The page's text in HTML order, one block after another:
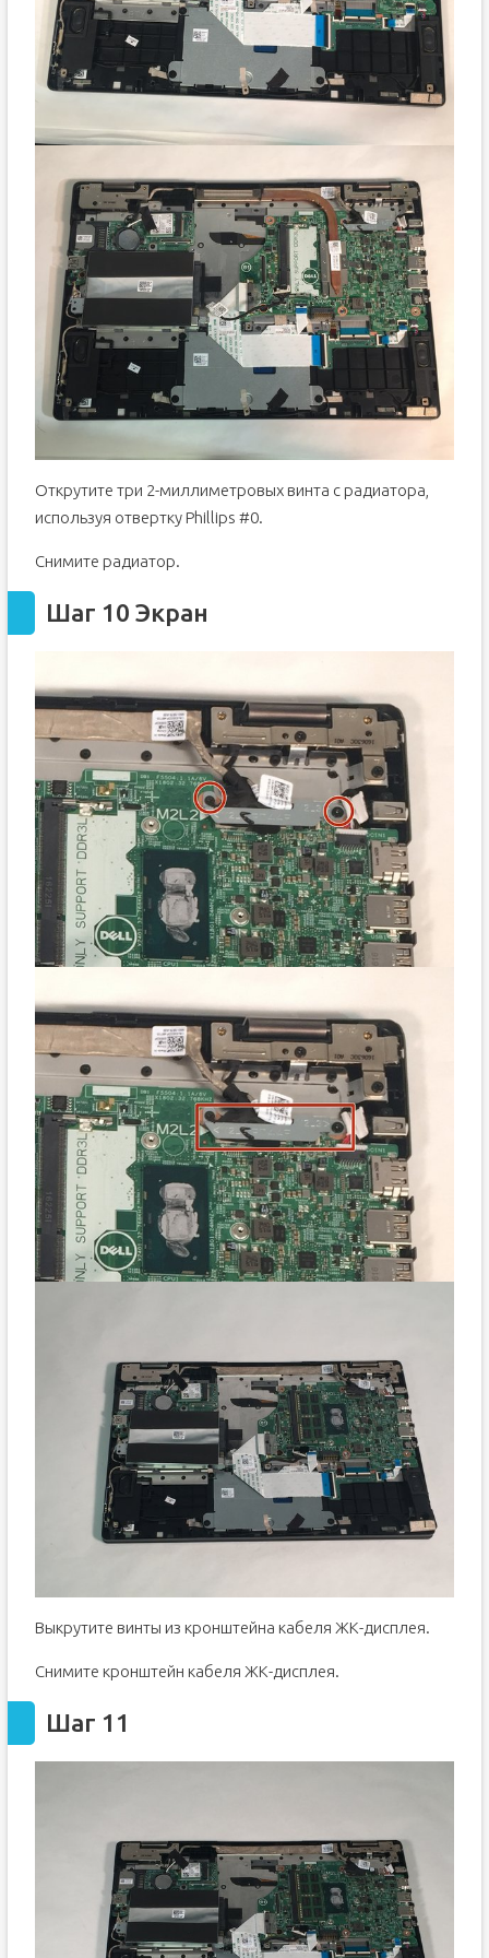
Открутите три 2-миллиметровых винта с радиатора,
используя отвертку Phillips #0.
Снимите радиатор.
Шаг 10 Экран
Выкрутите винты из кронштейна кабеля ЖК-дисплея.
Снимите кронштейн кабеля ЖК-дисплея.
Шаг 11